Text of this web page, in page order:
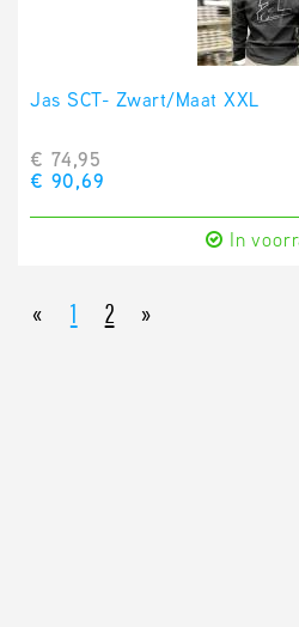
Jas SCT- Zwart/Maat XXL
€ 74,95
€ 90,69
In
« 1 2 »